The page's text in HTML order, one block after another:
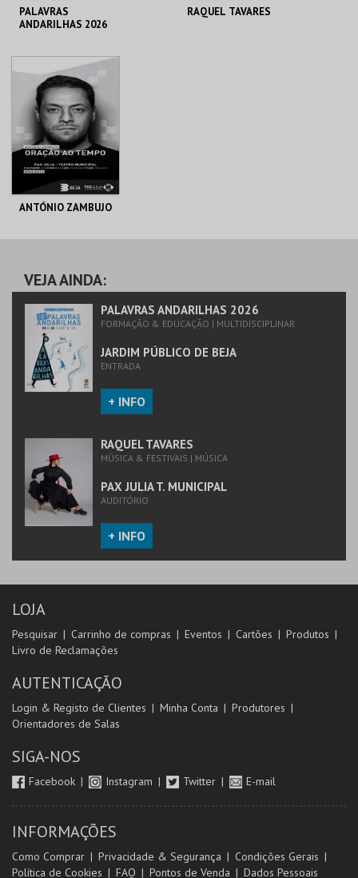
PALAVRAS
ANDARILHAS 2026
JARDIM PÚBLICO DE
BEJA
MAIS INFO
INSCREVER
RAQUEL TAVARES
ANTÓNIO ZAMBUJO
MUNICIPAL
MAIS INFO
COMPRAR
VEJA AINDA:
PALAVRAS ANDARILHAS 2026
FORMAÇÃO & EDUCAÇÃO | MULTIDISCIPLINAR
JARDIM PÚBLICO DE BEJA
ENTRADA
+ INFO
RAQUEL TAVARES
MÚSICA & FESTIVAIS | MÚSICA
PAX JULIA T. MUNICIPAL
AUDITÓRIO
+ INFO
LOJA
Pesquisar Carrinho de compras Eventos Cartões
Produtos
Livro de Reclamações
AUTENTICAÇÃO
Login & Registo de Clientes Minha Conta
Produtores
Orientadores de Salas
SIGA-NOS
Facebook Instagram Twitter E-mail
INFORMAÇÕES
Como Comprar Privacidade & Segurança
Condições Gerais
Política de Cookies
FAQ Pontos de Venda Dados Pessoais